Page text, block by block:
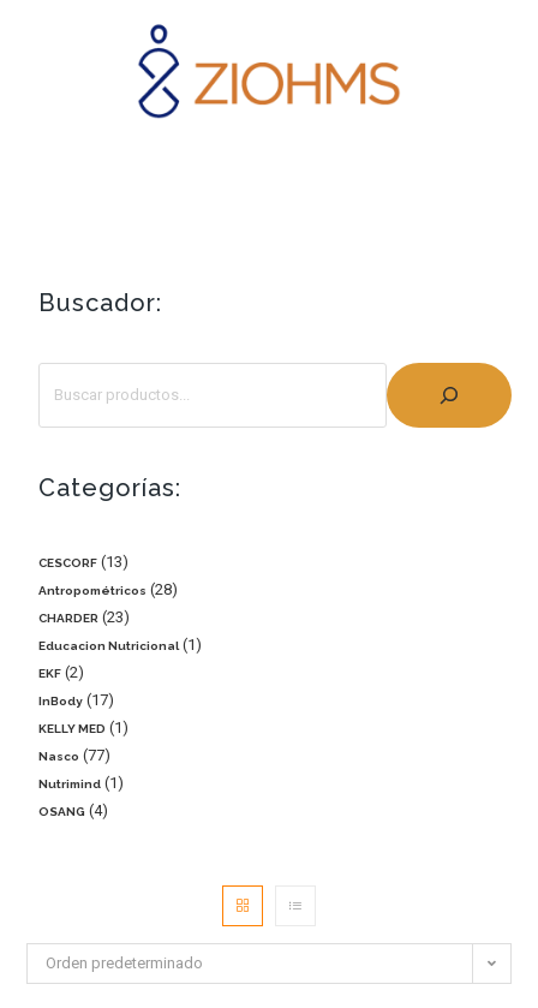
Buscador:
Categorías:
CESCORF 13
Antropométricos 28
CHARDER 23
Educacion Nutricional 1
EKF 2
InBody 17
KELLY MED 1
Nasco 77
Nutrimind 1
OSANG 4
Orden predeterminado